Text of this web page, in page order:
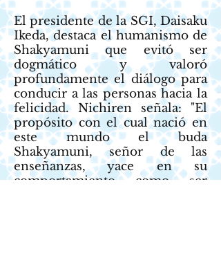
El presidente de la SGI, Daisaku
Ikeda, destaca el humanismo de
Shakyamuni que evitó ser
dogmático y valoró
profundamente el diálogo para
conducir a las personas hacia la
felicidad. Nichiren señala: "El
propósito con el cual nació en
este mundo el buda
Shakyamuni, señor de las
enseñanzas, yace en su
comportamiento como ser